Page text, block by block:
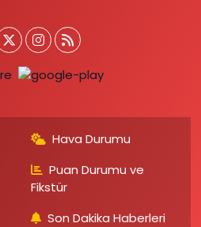
Hava Durumu
Puan Durumu ve
Fikstür
Son Dakika Haberleri